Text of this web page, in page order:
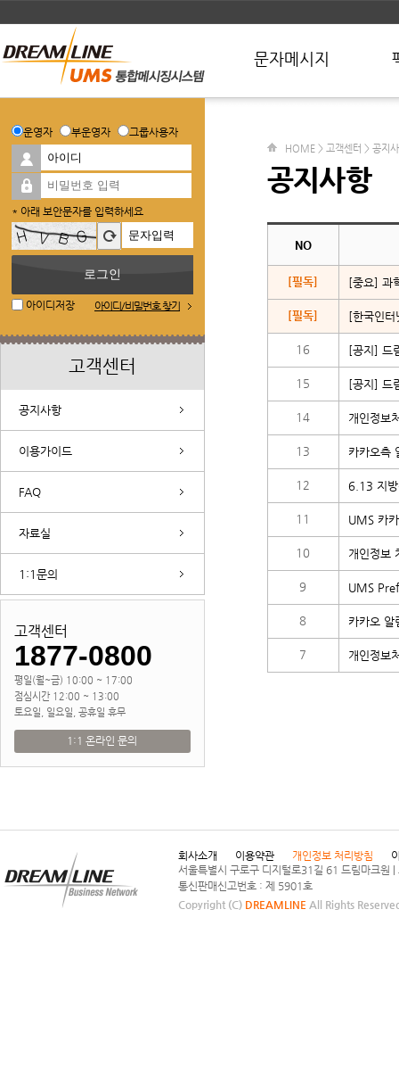
문자메시지
운영자 부운영자 그룹사용자
* 아래 보안문자를 입력하세요
아이디저장 아이디/비밀번호 찾기
고객센터
공지사항
이용가이드
FAQ
자료실
1:1문의
고객센터
1877-0800
평일(월~금) 10:00 ~ 17:00
점심시간 12:00 ~ 13:00
토요일, 일요일, 공휴일 휴무
1:1 온라인 문의
HOME > 고객센터 > 공지
공지사항
NO
[필독] [중요] 과
[필독]
16 [공지] 드
15 [공지] 드
14 개인정보
13 카카오측
12 6.13 지방
11 UMS 카
10 개인정보
9 UMS
8 카카오 알
7 개인정보
회사소개 이용약관 개인정보 처리방침
서울특별시 구로구 디지털로31길 61 드림마크
통신판매신고번호 : 제 5901호
Copyright (C) DREAMLINE All Rights